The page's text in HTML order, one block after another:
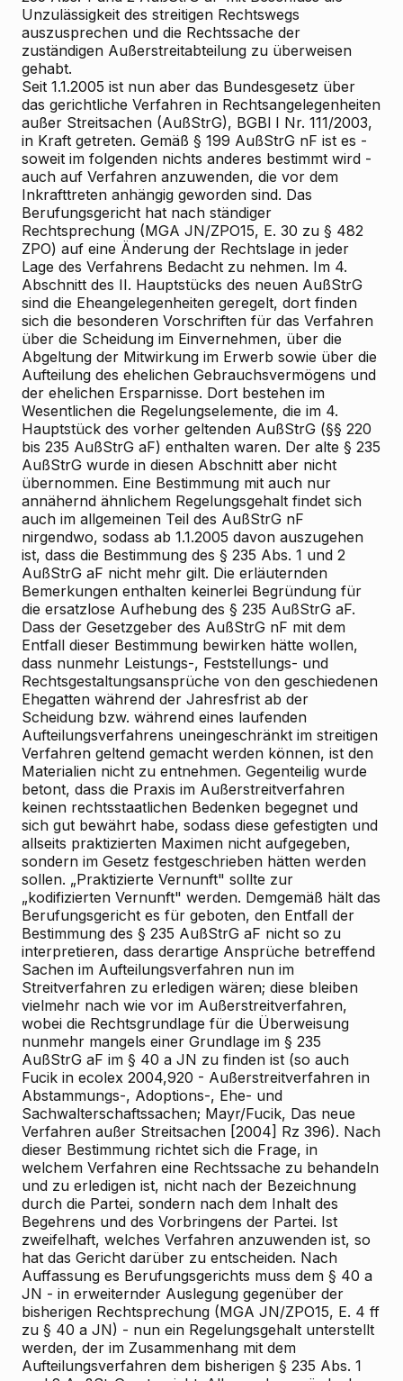
Unzulässigkeit des streitigen Rechtswegs
auszusprechen und die Rechtssache der
zuständigen Außerstreitabteilung zu überweisen
gehabt.
Seit 1.1.2005 ist nun aber das Bundesgesetz über
das gerichtliche Verfahren in Rechtsangelegenheiten
außer Streitsachen (AußStrG), BGBl I Nr. 111/2003,
in Kraft getreten. Gemäß § 199 AußStrG nF ist es -
soweit im folgenden nichts anderes bestimmt wird -
auch auf Verfahren anzuwenden, die vor dem
Inkrafttreten anhängig geworden sind. Das
Berufungsgericht hat nach ständiger
Rechtsprechung (MGA JN/ZPO15, E. 30 zu § 482
ZPO) auf eine Änderung der Rechtslage in jeder
Lage des Verfahrens Bedacht zu nehmen. Im 4.
Abschnitt des II. Hauptstücks des neuen AußStrG
sind die Eheangelegenheiten geregelt, dort finden
sich die besonderen Vorschriften für das Verfahren
über die Scheidung im Einvernehmen, über die
Abgeltung der Mitwirkung im Erwerb sowie über die
Aufteilung des ehelichen Gebrauchsvermögens und
der ehelichen Ersparnisse. Dort bestehen im
Wesentlichen die Regelungselemente, die im 4.
Hauptstück des vorher geltenden AußStrG (§§ 220
bis 235 AußStrG aF) enthalten waren. Der alte § 235
AußStrG wurde in diesen Abschnitt aber nicht
übernommen. Eine Bestimmung mit auch nur
annähernd ähnlichem Regelungsgehalt findet sich
auch im allgemeinen Teil des AußStrG nF
nirgendwo, sodass ab 1.1.2005 davon auszugehen
ist, dass die Bestimmung des § 235 Abs. 1 und 2
AußStrG aF nicht mehr gilt. Die erläuternden
Bemerkungen enthalten keinerlei Begründung für
die ersatzlose Aufhebung des § 235 AußStrG aF.
Dass der Gesetzgeber des AußStrG nF mit dem
Entfall dieser Bestimmung bewirken hätte wollen,
dass nunmehr Leistungs-, Feststellungs- und
Rechtsgestaltungsansprüche von den geschiedenen
Ehegatten während der Jahresfrist ab der
Scheidung bzw. während eines laufenden
Aufteilungsverfahrens uneingeschränkt im streitigen
Verfahren geltend gemacht werden können, ist den
Materialien nicht zu entnehmen. Gegenteilig wurde
betont, dass die Praxis im Außerstreitverfahren
keinen rechtsstaatlichen Bedenken begegnet und
sich gut bewährt habe, sodass diese gefestigten und
allseits praktizierten Maximen nicht aufgegeben,
sondern im Gesetz festgeschrieben hätten werden
sollen. „Praktizierte Vernunft" sollte zur
„kodifizierten Vernunft" werden. Demgemäß hält das
Berufungsgericht es für geboten, den Entfall der
Bestimmung des § 235 AußStrG aF nicht so zu
interpretieren, dass derartige Ansprüche betreffend
Sachen im Aufteilungsverfahren nun im
Streitverfahren zu erledigen wären; diese bleiben
vielmehr nach wie vor im Außerstreitverfahren,
wobei die Rechtsgrundlage für die Überweisung
nunmehr mangels einer Grundlage im § 235
AußStrG aF im § 40 a JN zu finden ist (so auch
Fucik in ecolex 2004,920 - Außerstreitverfahren in
Abstammungs-, Adoptions-, Ehe- und
Sachwalterschaftssachen; Mayr/Fucik, Das neue
Verfahren außer Streitsachen [2004] Rz 396). Nach
dieser Bestimmung richtet sich die Frage, in
welchem Verfahren eine Rechtssache zu behandeln
und zu erledigen ist, nicht nach der Bezeichnung
durch die Partei, sondern nach dem Inhalt des
Begehrens und des Vorbringens der Partei. Ist
zweifelhaft, welches Verfahren anzuwenden ist, so
hat das Gericht darüber zu entscheiden. Nach
Auffassung es Berufungsgerichts muss dem § 40 a
JN - in erweiternder Auslegung gegenüber der
bisherigen Rechtsprechung (MGA JN/ZPO15, E. 4 ff
zu § 40 a JN) - nun ein Regelungsgehalt unterstellt
werden, der im Zusammenhang mit dem
Aufteilungsverfahren dem bisherigen § 235 Abs. 1